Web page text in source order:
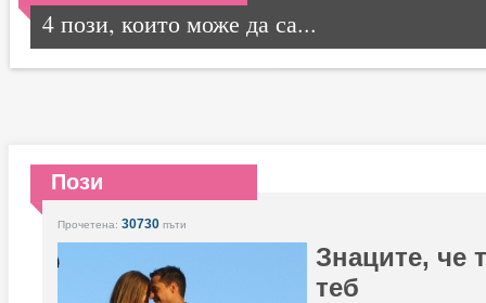
4 пози, които може да са...
Пози
Прочетена: 30730 пъти
Знаците, че
теб